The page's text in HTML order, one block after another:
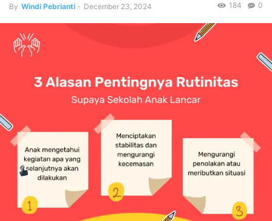
By Windi Pebrianti - December 23, 2024 0
184